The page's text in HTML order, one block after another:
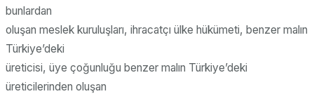
bunlardan
oluşan meslek kuruluşları, ihracatçı ülke hükümeti, benzer malın
Türkiye’deki
üreticisi, üye çoğunluğu benzer malın Türkiye’deki
üreticilerinden oluşan